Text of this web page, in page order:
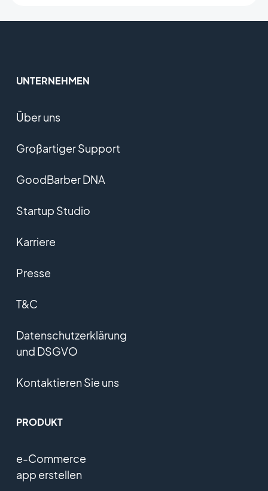
UNTERNEHMEN
Über uns
Großartiger Support
GoodBarber DNA
Startup Studio
Karriere
Presse
T&C
Datenschutzerklärung
und DSGVO
Kontaktieren Sie uns
PRODUKT
e-Commerce
app erstellen